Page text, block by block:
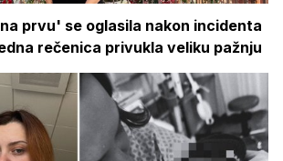
prvu' se oglasila nakon incidenta
rečenica privukla veliku pažnju